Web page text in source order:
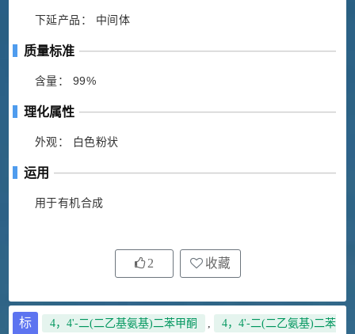
下延产品： 中间体
质量标准
含量： 99%
理化属性
外观： 白色粉状
运用
用于有机合成
2 收藏
标
4，4'-二(二乙基氨基)二苯甲酮 , 4，4'-二(二乙氨基)二苯